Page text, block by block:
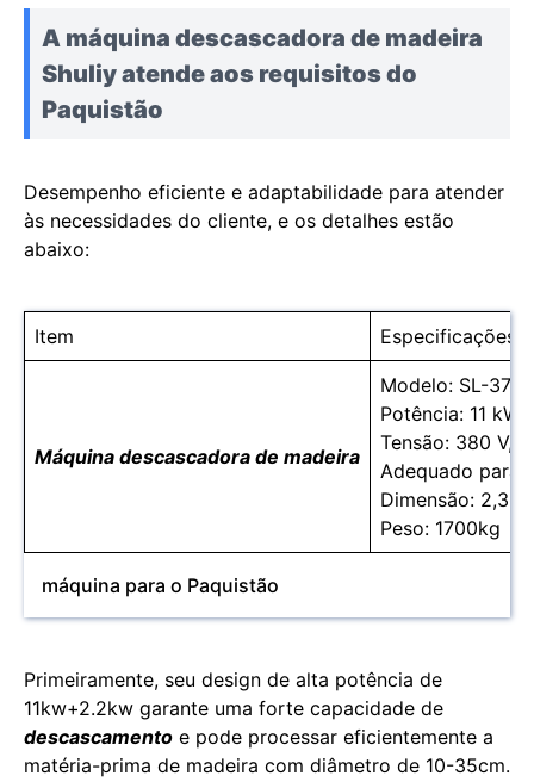
A máquina descascadora de madeira
Shuliy atende aos requisitos do
Paquistão
Desempenho eficiente e adaptabilidade para atender
às necessidades do cliente, e os detalhes estão
abaixo:
Item Especificações
Máquina descascadora de madeira
Modelo: SL-370
Potência: 11 kW
Tensão: 380 V,
Adequado para
Dimensão:
Peso: 1700kg
máquina para o Paquistão
Primeiramente, seu design de alta potência de
11kw+2.2kw garante uma forte capacidade de
descascamento e pode processar eficientemente a
matéria-prima de madeira com diâmetro de 10-35cm.